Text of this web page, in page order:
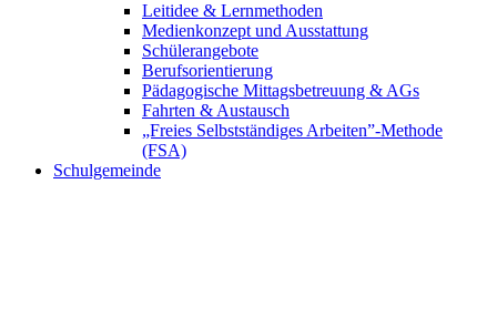
Leitidee & Lernmethoden
Medienkonzept und Ausstattung
Schülerangebote
Berufsorientierung
Pädagogische Mittagsbetreuung & AGs
Fahrten & Austausch
„Freies Selbstständiges Arbeiten”-Methode
(FSA)
Schulgemeinde